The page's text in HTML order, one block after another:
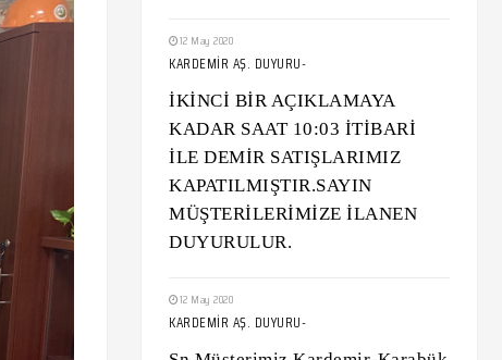
12 May 2020
KARDEMİR AŞ. DUYURU-
İKİNCİ BİR AÇIKLAMAYA
KADAR SAAT 10:03 İTİBARİ
İLE DEMİR SATIŞLARIMIZ
KAPATILMIŞTIR.SAYIN
MÜŞTERİLERİMİZE İLANEN
DUYURULUR.
12 May 2020
KARDEMİR AŞ. DUYURU-